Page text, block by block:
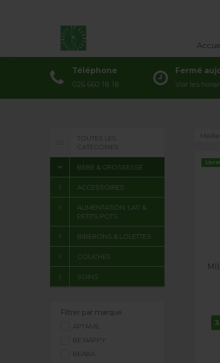
Téléphone
026 660 18 18
Fermé
Voir les
Actualités
À propos
TOUTES LES
CATÉGORIES
BEBE & GROSSESSE
ACCESSOIRES
ALIMENTATION, LAIT &
PETITS POTS
BIBERONS & LOLETTES
COUCHES
SOINS
Filtrer par marque
APTAMIL
BE NAPPY
BEABA